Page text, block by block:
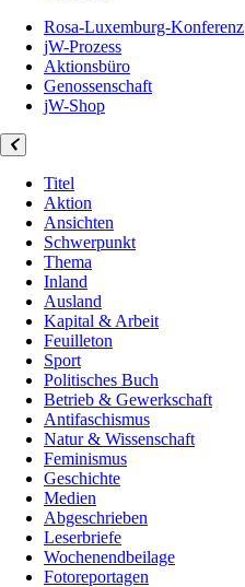
Rosa-Luxemburg-Konferenz
jW-Prozess
Aktionsbüro
Genossenschaft
jW-Shop
Titel
Aktion
Ansichten
Schwerpunkt
Thema
Inland
Ausland
Kapital & Arbeit
Feuilleton
Sport
Politisches Buch
Betrieb & Gewerkschaft
Antifaschismus
Natur & Wissenschaft
Feminismus
Geschichte
Medien
Abgeschrieben
Leserbriefe
Wochenendbeilage
Fotoreportagen